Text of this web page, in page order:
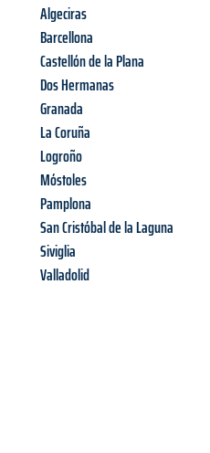
Algeciras
Barcellona
Castellón de la Plana
Dos Hermanas
Granada
La Coruña
Logroño
Móstoles
Pamplona
San Cristóbal de la Laguna
Siviglia
Valladolid